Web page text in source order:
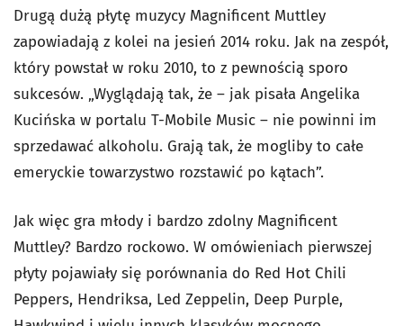
Drugą dużą płytę muzycy Magnificent Muttley
zapowiadają z kolei na jesień 2014 roku. Jak na zespół,
który powstał w roku 2010, to z pewnością sporo
sukcesów. „Wyglądają tak, że – jak pisała Angelika
Kucińska w portalu T-Mobile Music – nie powinni im
sprzedawać alkoholu. Grają tak, że mogliby to całe
emeryckie towarzystwo rozstawić po kątach”.
Jak więc gra młody i bardzo zdolny Magnificent
Muttley? Bardzo rockowo. W omówieniach pierwszej
płyty pojawiały się porównania do Red Hot Chili
Peppers, Hendriksa, Led Zeppelin, Deep Purple,